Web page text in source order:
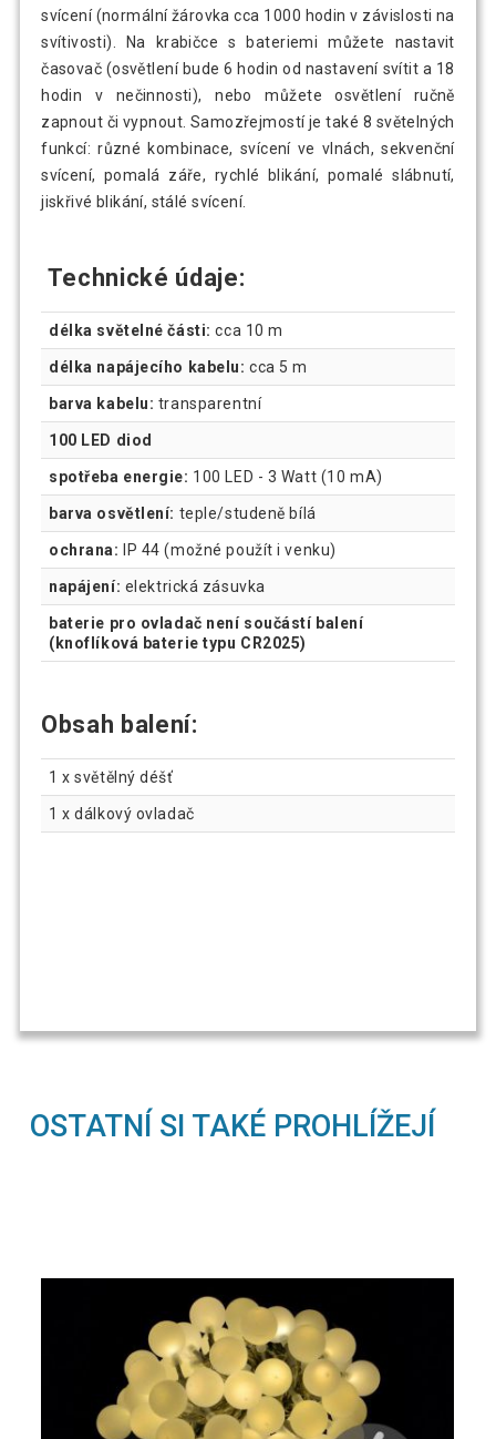
svícení (normální žárovka cca 1000 hodin v závislosti na
svítivosti). Na krabičce s bateriemi můžete nastavit
časovač (osvětlení bude 6 hodin od nastavení svítit a 18
hodin v nečinnosti), nebo můžete osvětlení ručně
zapnout či vypnout. Samozřejmostí je také 8 světelných
funkcí: různé kombinace, svícení ve vlnách, sekvenční
svícení, pomalá záře, rychlé blikání, pomalé slábnutí,
jiskřivé blikání, stálé svícení.
Technické údaje:
délka světelné části: cca 10 m
délka napájecího kabelu: cca 5 m
barva kabelu: transparentní
100 LED diod
spotřeba energie: 100 LED - 3 Watt (10 mA)
barva osvětlení: teple/studeně bílá
ochrana: IP 44 (možné použít i venku)
napájení: elektrická zásuvka
baterie pro ovladač není součástí balení
(knoflíková baterie typu CR2025)
Obsah balení:
1 x světělný déšť
1 x dálkový ovladač
OSTATNÍ SI TAKÉ PROHLÍŽEJÍ